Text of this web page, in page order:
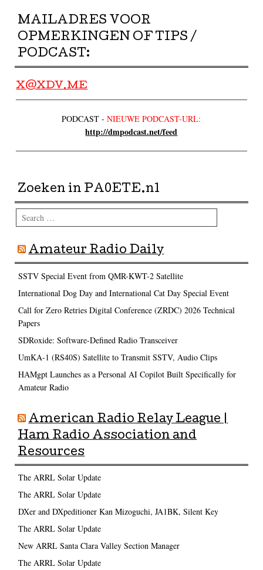
MAILADRES VOOR
OPMERKINGEN OF TIPS /
PODCAST:
X@XDV.ME
PODCAST -NIEUWE PODCAST-URL:
http://dmpodcast.net/feed
Zoeken in PA0ETE.nl
Search
Amateur Radio Daily
SSTV Special Event from QMR-KWT-2 Satellite
International Dog Day and International Cat Day Special Event
Call for Zero Retries Digital Conference (ZRDC) 2026 Technical
Papers
SDRoxide: Software-Defined Radio Transceiver
UmKA-1 (RS40S) Satellite to Transmit SSTV, Audio Clips
HAMgpt Launches as a Personal AI Copilot Built Specifically for
Amateur Radio
American Radio Relay League |
Ham Radio Association and
Resources
The ARRL Solar Update
The ARRL Solar Update
DXer and DXpeditioner Kan Mizoguchi, JA1BK, Silent Key
The ARRL Solar Update
New ARRL Santa Clara Valley Section Manager
The ARRL Solar Update